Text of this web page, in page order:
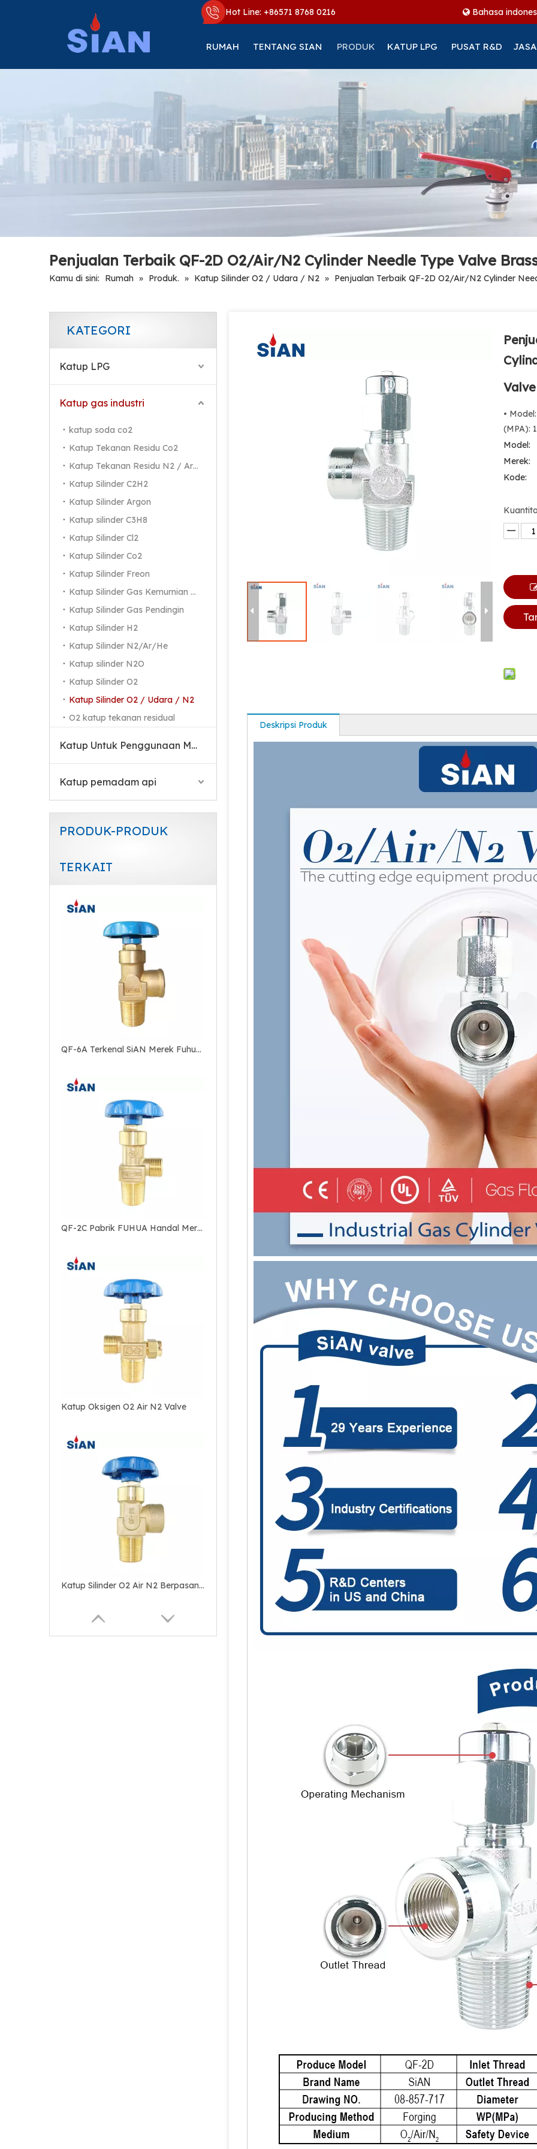
Hot Line: +86571 8768 0216 Bahasa
RUMAH TENTANG SIAN PRODUK KATUP LPG PUSAT R&D JASA
Penjualan Terbaik QF-2D O2/Air/N2 Cylinder Needle Type Valve
Kamu di sini: Rumah » Produk. » Katup Silinder O2 / Udara / N2 » Penjualan Terbaik QF-2D O2/Air/N2 Cylinder
KATEGORI
Katup LPG
Katup gas industri
katup soda co2
Katup Tekanan Residu Co2
Katup Tekanan Residu N2 / Ar / He
Katup Silinder C2H2
Katup Silinder Argon
Katup silinder C3H8
Katup Silinder Cl2
Katup Silinder Co2
Katup Silinder Freon
Katup Silinder Gas Kemurnian Tinggi
Katup Silinder Gas Pendingin
Katup Silinder H2
Katup Silinder N2/Ar/He
Katup silinder N2O
Katup Silinder O2
Katup Silinder O2 / Udara / N2
O2 katup tekanan residual
Katup Untuk Penggunaan Medis
Katup pemadam api
PRODUK-PRODUK
TERKAIT
QF-6A Terkenal SiAN Merek Fuhua Pabrik Industri Gas Rentang O2/Udara/N2 Silinder Flapper Jenis Kuningan Gas Valve
QF-2C Pabrik FUHUA Handal Merek SiAN Aman Industri Gas Range N2/O2/Air Cylinder Flapper Type Valve Kuningan
Katup Oksigen O2 Air N2 Valve
Katup Silinder O2 Air N2 Berpasangan Poros Praktis dan Berkualitas Tinggi
Valve
•
(MPA):
Model:
Merek:
Kode:
Deskripsi Produk